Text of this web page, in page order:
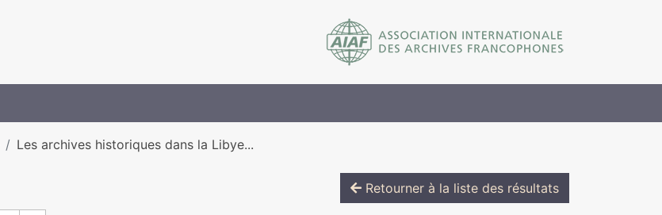
Les archives historiques dans la Libye...
Retourner à la liste des résultats